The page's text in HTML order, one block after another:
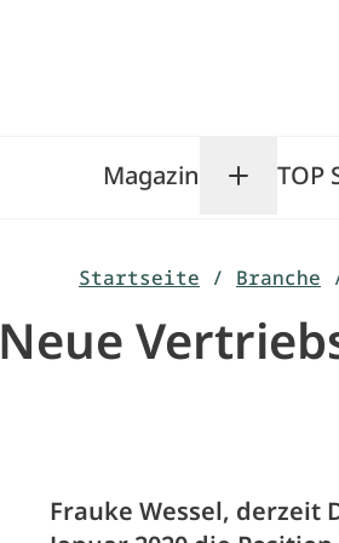
Magazin Toggle
TOP
Startseite / Branche
Neue
Frauke Wessel,